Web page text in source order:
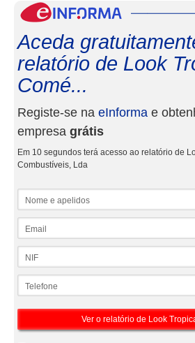
Aceda
relatório de Look
Comé...
Registe-se na eInforma e
empresa grátis
Em 10 segundos terá acesso ao relatório de
Combustíveis, Lda